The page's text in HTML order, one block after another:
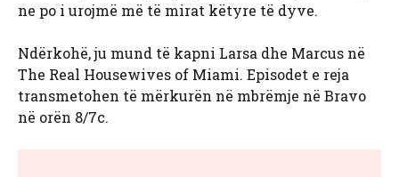
ne po i urojmë më të mirat këtyre të dyve.
Ndërkohë, ju mund të kapni Larsa dhe Marcus në
The Real Housewives of Miami. Episodet e reja
transmetohen të mërkurën në mbrëmje në Bravo
në orën 8/7c.